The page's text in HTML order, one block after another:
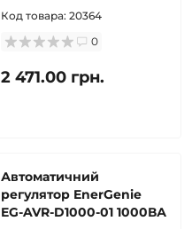
Код товара: 20364
0
2 471.00 грн.
Автоматичний
регулятор EnerGenie
EG-AVR-D1000-01 1000ВА